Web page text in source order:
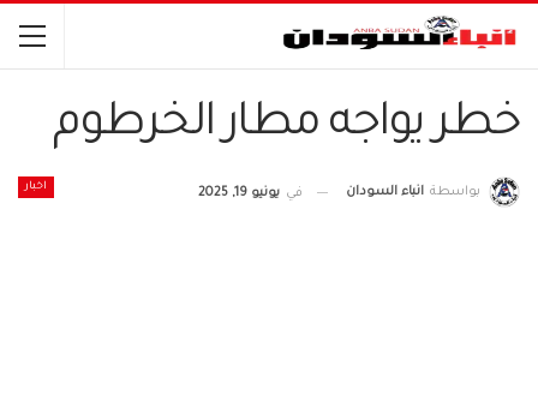
خطر يواجه مطار الخرطوم
اخبار بواسطة انباء السودان في يونيو 19, 2025